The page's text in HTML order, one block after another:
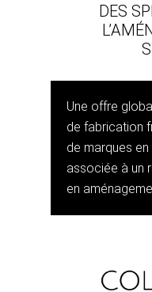
DES
Une offre
de fabrication
de marques en
associée à un
en